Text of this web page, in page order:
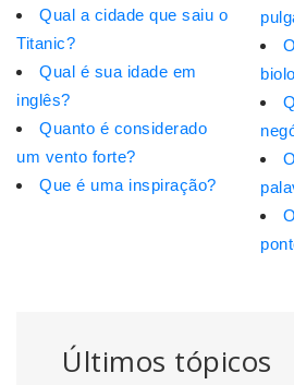
Últimos tópicos
Qual a cidade que saiu o
Titanic?
Qual é sua idade em
inglês?
Quanto é considerado
um vento forte?
Que é uma inspiração?